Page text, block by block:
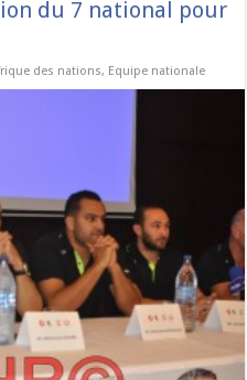
du 7 national pour
des nations, Equipe nationale